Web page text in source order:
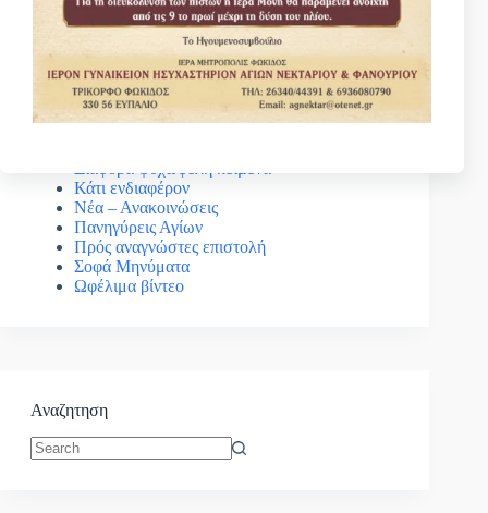
Κατηγοριες
Βίοι Αγίων
Κάτι ενδιαφέρον
Νέα – Ανακοινώσεις
Πανηγύρεις Αγίων
Πρός αναγνώστες επιστολή
Σοφά Μηνύματα
Ωφέλιμα βίντεο
Αναζητηση